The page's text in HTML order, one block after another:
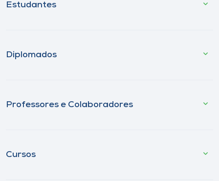
Estudantes
Diplomados
Professores e Colaboradores
Cursos